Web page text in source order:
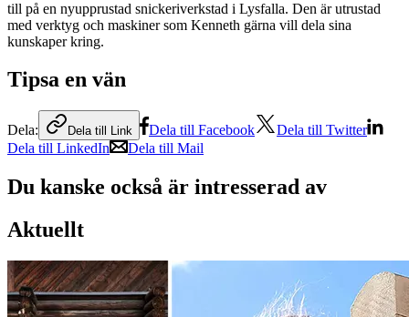
till på en nyupprustad snickeriverkstad i Lysfalla. Den är utrustad
med verktyg och maskiner som Kenneth gärna vill dela sina
kunskaper kring.
Tipsa en vän
Dela: Dela till Link Dela till Facebook
Dela till Twitter
Dela till LinkedIn
Dela till Mail
Du kanske också är intresserad av
Aktuellt